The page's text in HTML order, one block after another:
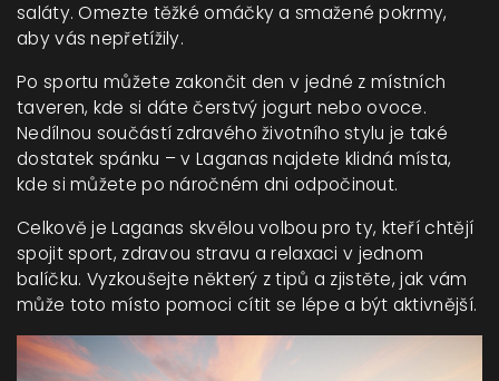
saláty. Omezte těžké omáčky a smažené pokrmy,
aby vás nepřetížily.
Po sportu můžete zakončit den v jedné z místních
taveren, kde si dáte čerstvý jogurt nebo ovoce.
Nedílnou součástí zdravého životního stylu je také
dostatek spánku – v Laganas najdete klidná místa,
kde si můžete po náročném dni odpočinout.
Celkově je Laganas skvělou volbou pro ty, kteří chtějí
spojit sport, zdravou stravu a relaxaci v jednom
balíčku. Vyzkoušejte některý z tipů a zjistěte, jak vám
může toto místo pomoci cítit se lépe a být aktivnější.